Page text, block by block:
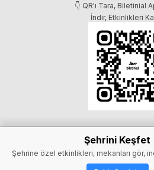
Şehrini Keşfet
Şehrine özel etkinlikleri, mekanları gör,
👇 QR'ı Tara, Biletinial
İndir, Etkinlikleri